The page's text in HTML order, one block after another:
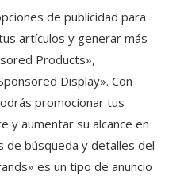
de publicidad para
artículos y generar más
Products»,
Display». Con
promocionar tus
y aumentar su alcance en
de búsqueda y detalles del
es un tipo de anuncio